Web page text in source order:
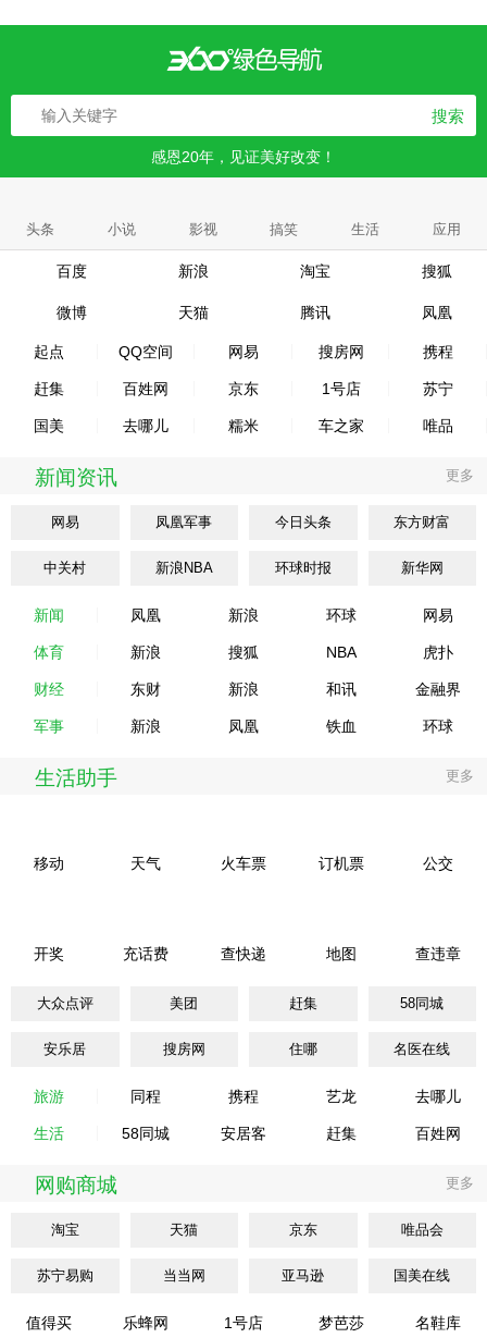
搜索
感恩20年，见证美好改变！
头条 小说 影视 搞笑 生活 应用
百度 新浪 淘宝 搜狐
微博 天猫 腾讯 凤凰
起点 QQ空间 网易 搜房网 携程
赶集 百姓网 京东 1号店 苏宁
国美 去哪儿 糯米 车之家 唯品
新闻资讯 更多
网易 凤凰军事 今日头条 东方财富
中关村 新浪NBA 环球时报 新华网
新闻 凤凰 新浪 环球 网易
体育 新浪 搜狐 NBA 虎扑
财经 东财 新浪 和讯 金融界
军事 新浪 凤凰 铁血 环球
生活助手 更多
移动 天气 火车票 订机票 公交
开奖 充话费 查快递 地图 查违章
大众点评 美团 赶集 58同城
安乐居 搜房网 住哪 名医在线
旅游 同程 携程 艺龙 去哪儿
生活 58同城 安居客 赶集 百姓网
网购商城 更多
淘宝 天猫 京东 唯品会
苏宁易购 当当网 亚马逊 国美在线
值得买 乐蜂网 1号店 梦芭莎 名鞋库